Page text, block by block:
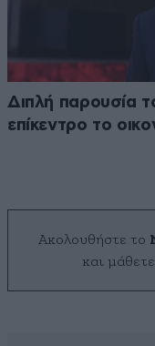
Διπλή παρουσία
επίκεντρο το
Ακολουθήστε το
και